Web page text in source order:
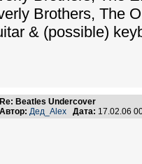
Brothers, The
& (possible)
Re: Beatles Undercover
Автор: Дед_Alex Дата: 17.02.06